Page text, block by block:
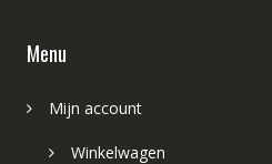
Menu
Mijn account
Winkelwagen